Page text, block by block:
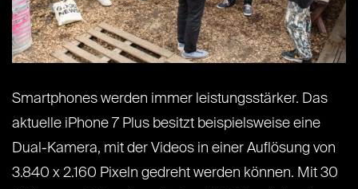
Smartphones werden immer leistungsstärker. Das
aktuelle iPhone 7 Plus besitzt beispielsweise eine
Dual-Kamera, mit der Videos in einer Auflösung von
3.840 x 2.160 Pixeln gedreht werden können. Mit 30